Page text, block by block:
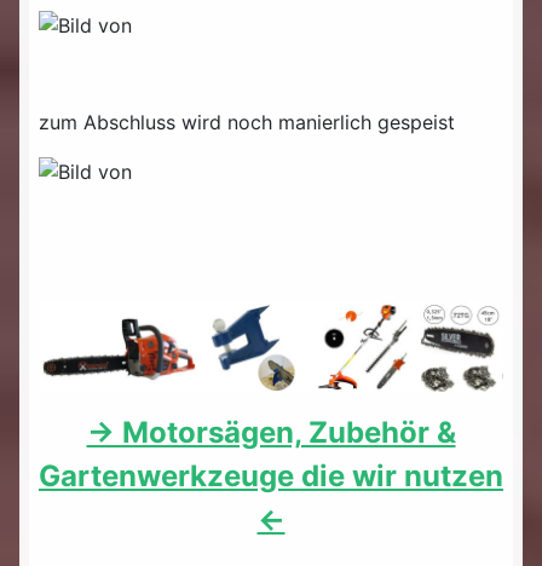
zum Abschluss wird noch manierlich gespeist
-> Motorsägen, Zubehör &
Gartenwerkzeuge die wir nutzen
<-